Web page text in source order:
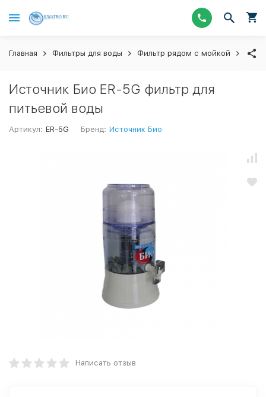
Главная Фильтры для воды Фильтр рядом с мойкой
Источник Био ER-5G фильтр для
питьевой воды
Артикул: ER-5G Бренд: Источник Био
Написать отзыв